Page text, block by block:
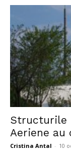
Structurile
Aeriene
Cristina Antal - 10